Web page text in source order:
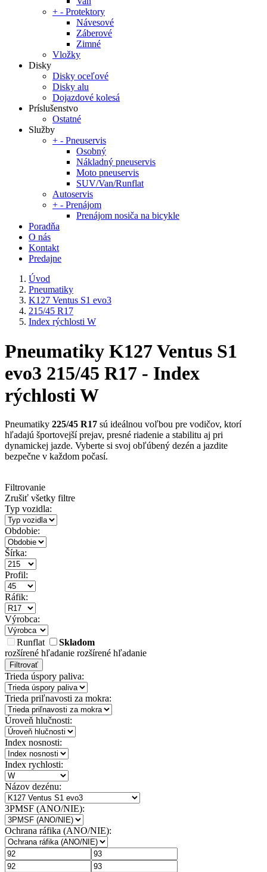
+ - Protektory
Návesové
Záberové
Zimné
Vložky
Disky
Disky oceľové
Disky alu
Dojazdové kolesá
Príslušenstvo
Ostatné
Služby
+ - Pneuservis
Osobný
Nákladný pneuservis
Moto pneuservis
SUV/Van/Runflat
Autoservis
+ - Prenájom
Prenájom nosiča na bicykle
Poradňa
O nás
Kontakt
Predajne
Úvod
Pneumatiky
K127 Ventus S1 evo3
215/45 R17
Index rýchlosti W
Pneumatiky K127 Ventus S1
evo3 215/45 R17 - Index
rýchlosti W
Pneumatiky 225/45 R17 sú ideálnou voľbou pre vodičov, ktorí
hľadajú športovejší prejav, presné riadenie a stabilitu aj pri
dynamickej jazde. Vyberte si svoj obľúbený dezén a jazdite
bezpečne v každom počasí.
Filtrovanie
Zrušiť všetky filtre
Typ vozidla:
Obdobie:
Šírka:
Profil:
Ráfik:
Výrobca:
Runflat
Skladom
rozšírené hľadanie rozšírené hľadanie
Filtrovať
Trieda úspory paliva:
Trieda priľnavosti za mokra:
Úroveň hlučnosti:
Index nosnosti:
Index rychlosti:
Názov dezénu:
3PMSF (ANO/NIE):
Ochrana ráfika (ANO/NIE):